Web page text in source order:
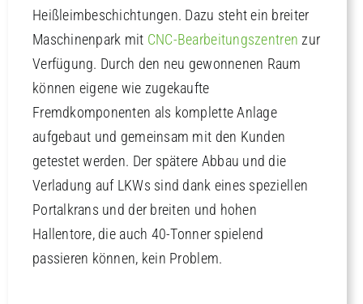
Heißleimbeschichtungen. Dazu steht ein breiter
Maschinenpark mit CNC-Bearbeitungszentren zur
Verfügung. Durch den neu gewonnenen Raum
können eigene wie zugekaufte
Fremdkomponenten als komplette Anlage
aufgebaut und gemeinsam mit den Kunden
getestet werden. Der spätere Abbau und die
Verladung auf LKWs sind dank eines speziellen
Portalkrans und der breiten und hohen
Hallentore, die auch 40-Tonner spielend
passieren können, kein Problem.